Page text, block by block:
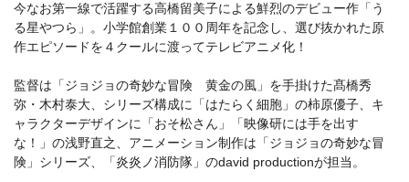
今なお第一線で活躍する高橋留美子による鮮烈のデビュー作「う
る星やつら」。小学館創業１００周年を記念し、選び抜かれた原
作エピソードを４クールに渡ってテレビアニメ化！
監督は「ジョジョの奇妙な冒険 黄金の風」を手掛けた髙橋秀
弥・木村泰大、シリーズ構成に「はたらく細胞」の柿原優子、キ
ャラクターデザインに「おそ松さん」「映像研には手を出す
な！」の浅野直之、アニメーション制作は「ジョジョの奇妙な冒
険」シリーズ、「炎炎ノ消防隊」のdavid productionが担当。